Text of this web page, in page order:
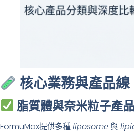
核心業務與產品線
脂質體與奈米粒子產品
FormuMax提供多種liposome與